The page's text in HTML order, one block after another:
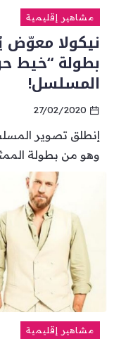
مشاهير إقليمية
نيكولا
بطولة “خيط
المسلسل!
27/02/2020
إنطلق تصوير
وهو من بطولة
مشاهير إقليمية